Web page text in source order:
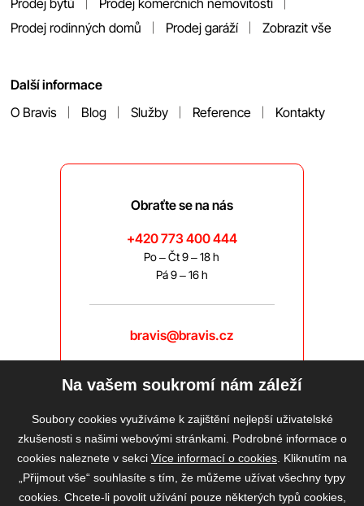
Prodej bytů
Prodej komerčních nemovitostí
Prodej rodinných domů
Prodej garáží Zobrazit vše
Další informace
O Bravis
Blog Služby Reference Kontakty
Obraťte se na nás
+420 773 400 444
Po – Čt 9 – 18 h
Pá 9 – 16 h
bravis@bravis.cz
Na vašem soukromí nám záleží
Soubory cookies využíváme k zajištění nejlepší uživatelské
zkušenosti s našimi webovými stránkami. Podrobné informace o
cookies naleznete v sekci Více informací o cookies . Kliknutím na
„Přijmout vše“ souhlasíte s tím, že můžeme užívat všechny typy
cookies. Chcete-li povolit užívání pouze některých typů cookies,